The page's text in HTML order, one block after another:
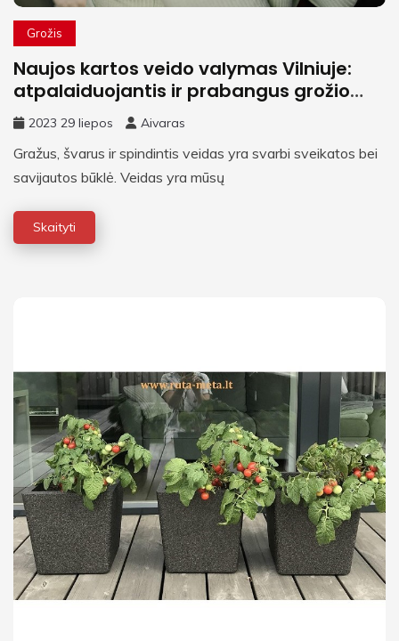
Grožis
Naujos kartos veido valymas Vilniuje:
atpalaiduojantis ir prabangus grožio
ritualas
2023 29 liepos Aivaras
Gražus, švarus ir spindintis veidas yra svarbi sveikatos bei
savijautos būklė. Veidas yra mūsų
Skaityti